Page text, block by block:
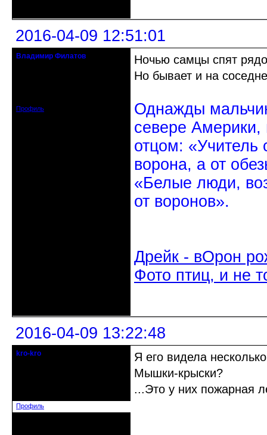
2016-04-09 12:51:01
Владимир Филатов
Профиль
Ночью самцы спят
Но бывает и на
Однажды
севере
отцом: «Учитель
ворона, а от
«Белые люди,
от воронов».
Дрейк - вОрон
Фото птиц, и не
2016-04-09 13:22:48
kro-kro
Профиль
Я его видела
Мышки-крыски?
...Это у них пожарная